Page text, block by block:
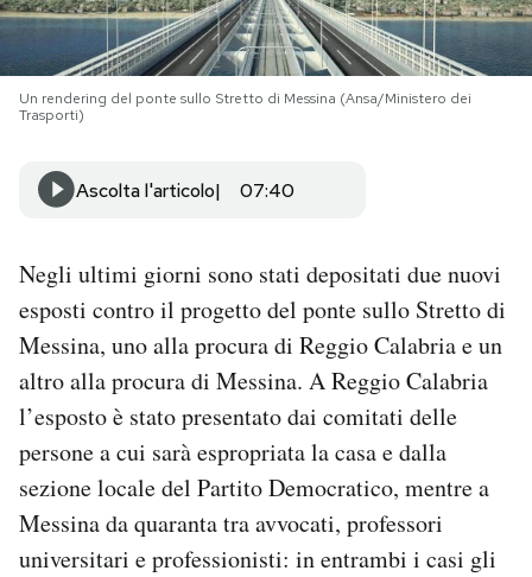
I MIEI PREFERITI
SHOP
CALENDARIO
AREA PERSONALE
Area Personale
Notifiche mobile
Regala il Post
Hai bisogno di aiuto?
Esci
Un rendering del ponte sullo Stretto di Messina (Ansa/Ministero dei
Trasporti)
Ascolta l'articolo 07:40
Negli ultimi giorni sono stati depositati due nuovi
esposti contro il progetto del ponte sullo Stretto di
Messina, uno alla procura di Reggio Calabria e un
altro alla procura di Messina. A Reggio Calabria
l’esposto è stato presentato dai comitati delle
persone a cui sarà espropriata la casa e dalla
sezione locale del Partito Democratico, mentre a
Messina da quaranta tra avvocati, professori
universitari e professionisti: in entrambi i casi gli